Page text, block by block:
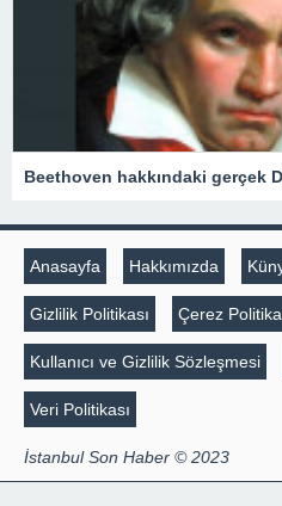
Anasayfa Hakkımızda
Gizlilik Politikası Çerez
Kullanıcı ve Gizlilik Sözleşmesi
Veri Politikası
İstanbul Son Haber © 2023